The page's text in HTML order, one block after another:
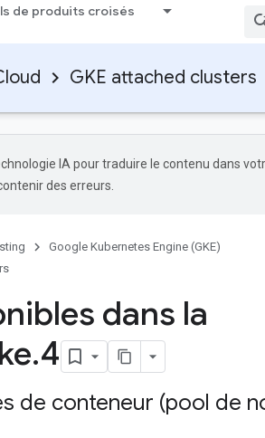
de produits croisés
GKE attached clusters
IA pour traduire le contenu dans
des erreurs.
Google Kubernetes Engine (GKE)
dans la
.4
de conteneur (pool de